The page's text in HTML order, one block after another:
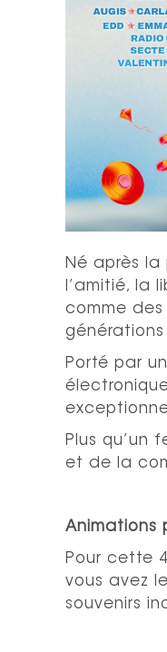
Né après la
l’amitié, la
comme des
Porté par
Plus qu’un
et de la
Animations
Pour cette 4
vous avez
souvenirs